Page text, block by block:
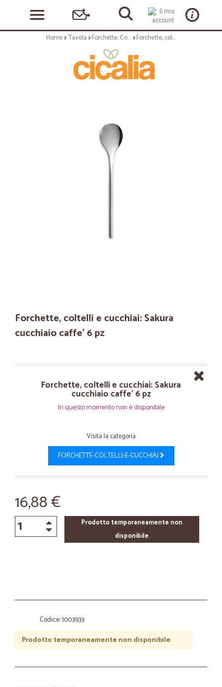
Home Tavola Forchette, Coltelli e Cucchiai Forchette, coltelli e cucchiai: Sakura cucchiaio caffe' 6 pz
Forchette, coltelli e cucchiai: Sakura
cucchiaio caffe' 6 pz
Forchette, coltelli e cucchiai: Sakura
cucchiaio caffe' 6 pz
In questo momento non è disponibile
Visita la categoria
FORCHETTE-COLTELLI-E-CUCCHIAI
16,88 €
Prodotto temporaneamente non
disponibile
Codice: 1003933
Prodotto temporaneamente non disponibile